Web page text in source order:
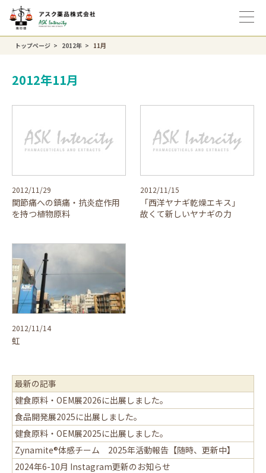
トップページ 2012年 11月
2012年11月
2012/11/29
関節痛への鎮痛・抗炎症作用
を持つ植物原料
2012/11/15
「西洋ヤナギ乾燥エキス」
故くて新しいヤナギの力
2012/11/14
虹
最新の記事
健食原料・OEM展2026に出展しました。
食品開発展2025に出展しました。
健食原料・OEM展2025に出展しました。
Zynamite®体感チーム 2025年活動報告【随時、更新中】
2024年6-10月 Instagram更新のお知らせ